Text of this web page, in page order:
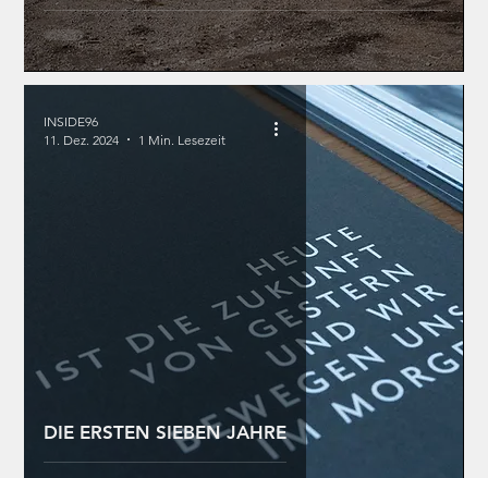
DIE ERSTEN SIEBEN JAHRE
INSIDE96
11. Dez. 2024
1 Min. Lesezeit